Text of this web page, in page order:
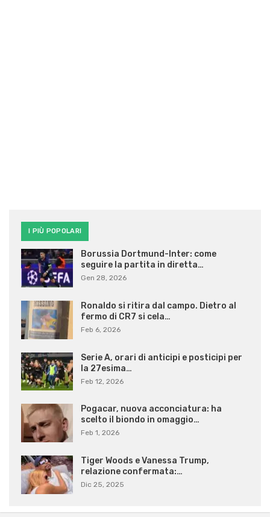
I PIÙ POPOLARI
Borussia Dortmund-Inter: come
seguire la partita in diretta…
Gen 28, 2026
Ronaldo si ritira dal campo. Dietro al
fermo di CR7 si cela…
Feb 6, 2026
Serie A, orari di anticipi e posticipi per
la 27esima…
Feb 12, 2026
Pogacar, nuova acconciatura: ha
scelto il biondo in omaggio…
Feb 1, 2026
Tiger Woods e Vanessa Trump,
relazione confermata:…
Dic 25, 2025